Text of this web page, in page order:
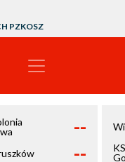
PZKOSZ
--
--